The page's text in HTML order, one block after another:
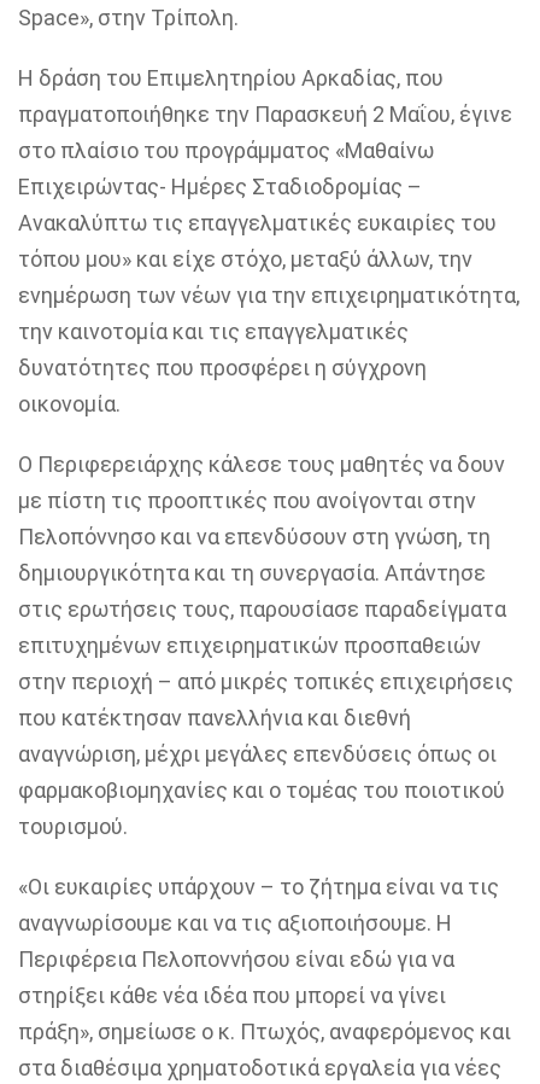
Space», στην Τρίπολη.
Η δράση του Επιμελητηρίου Αρκαδίας, που
πραγματοποιήθηκε την Παρασκευή 2 Μαΐου, έγινε
στο πλαίσιο του προγράμματος «Μαθαίνω
Επιχειρώντας- Ημέρες Σταδιοδρομίας –
Ανακαλύπτω τις επαγγελματικές ευκαιρίες του
τόπου μου» και είχε στόχο, μεταξύ άλλων, την
ενημέρωση των νέων για την επιχειρηματικότητα,
την καινοτομία και τις επαγγελματικές
δυνατότητες που προσφέρει η σύγχρονη
οικονομία.
Ο Περιφερειάρχης κάλεσε τους μαθητές να δουν
με πίστη τις προοπτικές που ανοίγονται στην
Πελοπόννησο και να επενδύσουν στη γνώση, τη
δημιουργικότητα και τη συνεργασία. Απάντησε
στις ερωτήσεις τους, παρουσίασε παραδείγματα
επιτυχημένων επιχειρηματικών προσπαθειών
στην περιοχή – από μικρές τοπικές επιχειρήσεις
που κατέκτησαν πανελλήνια και διεθνή
αναγνώριση, μέχρι μεγάλες επενδύσεις όπως οι
φαρμακοβιομηχανίες και ο τομέας του ποιοτικού
τουρισμού.
«Οι ευκαιρίες υπάρχουν – το ζήτημα είναι να τις
αναγνωρίσουμε και να τις αξιοποιήσουμε. Η
Περιφέρεια Πελοποννήσου είναι εδώ για να
στηρίξει κάθε νέα ιδέα που μπορεί να γίνει
πράξη», σημείωσε ο κ. Πτωχός, αναφερόμενος και
στα διαθέσιμα χρηματοδοτικά εργαλεία για νέες